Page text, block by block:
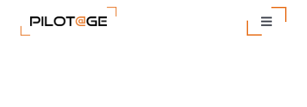
contenu
Toggle